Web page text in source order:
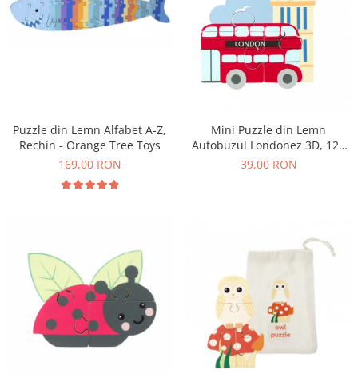
Puzzle din Lemn Alfabet A-Z,
Rechin - Orange Tree Toys
169,00 RON
Mini Puzzle din Lemn
Autobuzul Londonez 3D, 12+
Luni, 4 Piese
39,00 RON